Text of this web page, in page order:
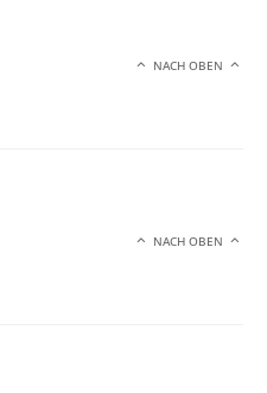
NACH OBEN
NACH OBEN